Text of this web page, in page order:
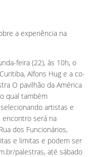
a experiência na
feira (22), às 10h, o
Alfons Hug e a co-
O pavilhão da América
qual também
artistas e
encontro será na
dos Funcionários,
e limitas e podem ser
palestras, até sábado